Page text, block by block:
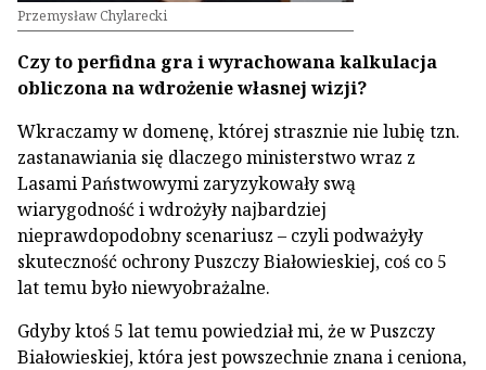
Przemysław Chylarecki
Czy to perfidna gra i wyrachowana kalkulacja
obliczona na wdrożenie własnej wizji?
Wkraczamy w domenę, której strasznie nie lubię tzn.
zastanawiania się dlaczego ministerstwo wraz z
Lasami Państwowymi zaryzykowały swą
wiarygodność i wdrożyły najbardziej
nieprawdopodobny scenariusz – czyli podważyły
skuteczność ochrony Puszczy Białowieskiej, coś co 5
lat temu było niewyobrażalne.
Gdyby ktoś 5 lat temu powiedział mi, że w Puszczy
Białowieskiej, która jest powszechnie znana i ceniona,